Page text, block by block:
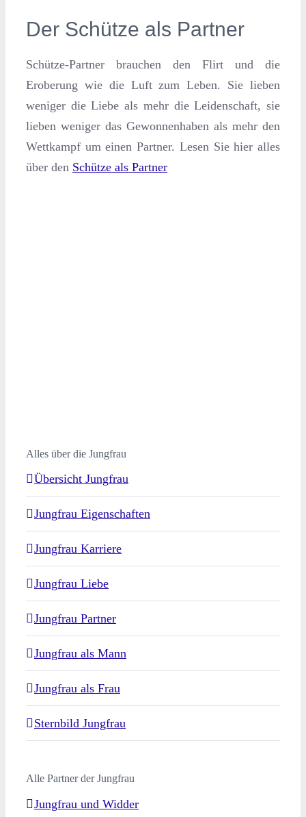
Der Schütze als Partner
Schütze-Partner brauchen den Flirt und die
Eroberung wie die Luft zum Leben. Sie lieben
weniger die Liebe als mehr die Leidenschaft, sie
lieben weniger das Gewonnenhaben als mehr den
Wettkampf um einen Partner. Lesen Sie hier alles
über den Schütze als Partner
Alles über die Jungfrau
Übersicht Jungfrau
Jungfrau Eigenschaften
Jungfrau Karriere
Jungfrau Liebe
Jungfrau Partner
Jungfrau als Mann
Jungfrau als Frau
Sternbild Jungfrau
Alle Partner der Jungfrau
Jungfrau und Widder